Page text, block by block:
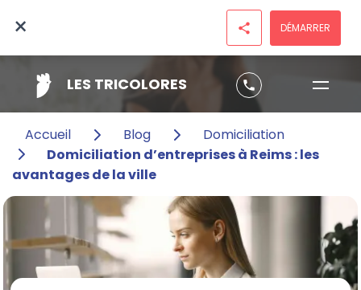
LES TRICOLORES phone
× share DÉMARRER
Accueil Blog
Domiciliation
Domiciliation d’entreprises à Reims : les
avantages de la ville